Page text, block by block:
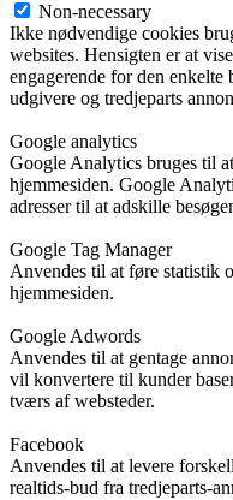
Non-necessary
Ikke nødvendige cookies
websites. Hensigten er at
engagerende for den
udgivere og tredjeparts
Google analytics
Google Analytics bruges til
hjemmesiden. Google
adresser til at adskille
Google Tag Manager
Anvendes til at føre statistik
hjemmesiden.
Google Adwords
Anvendes til at gentage
vil konvertere til kunder
tværs af websteder.
Facebook
Anvendes til at levere
realtids-bud fra tredjeparts-